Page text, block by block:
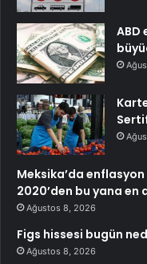
ABD
Meksika’da enflasyon
2020’den bu yana en
Ağustos 8, 2026
Figs hissesi bugün
Ağustos 8, 2026